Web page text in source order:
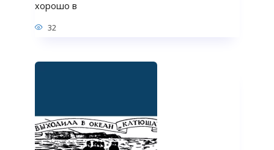
хорошо в
32